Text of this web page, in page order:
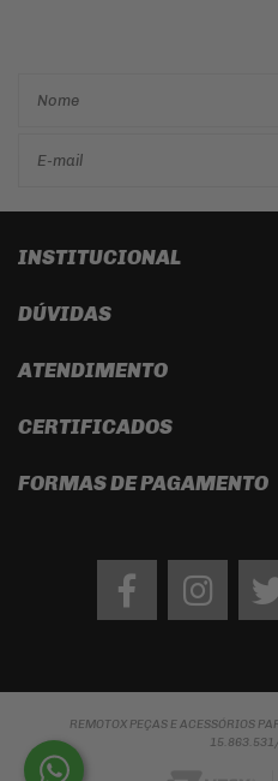
INSTITUCIONAL
DÚVIDAS
ATENDIMENTO
CERTIFICADOS
FORMAS DE PAGAMENTO
FacebookInstagram
REMOTOX PEÇAS E ACESSÓRIOS